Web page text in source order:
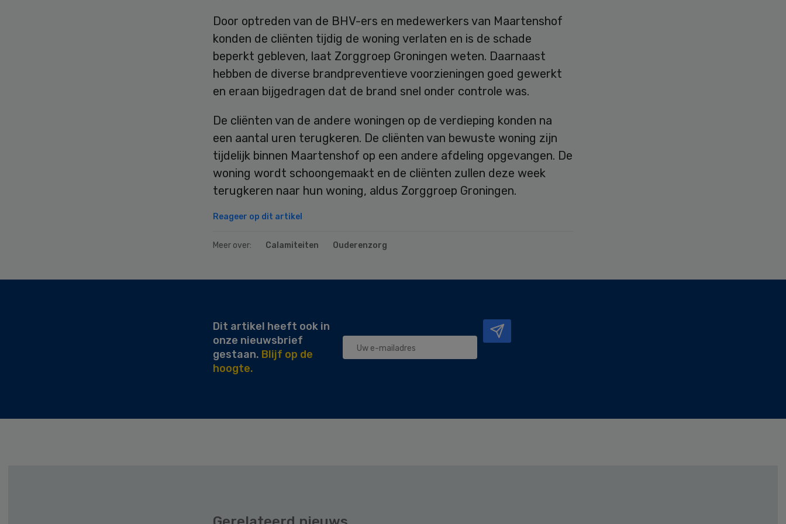
Door optreden van de BHV-ers en medewerkers van Maartenshof
konden de cliënten tijdig de woning verlaten en is de schade
beperkt gebleven, laat Zorggroep Groningen weten. Daarnaast
hebben de diverse brandpreventieve voorzieningen goed gewerkt
en eraan bijgedragen dat de brand snel onder controle was.
De cliënten van de andere woningen op de verdieping konden na
een aantal uren terugkeren. De cliënten van bewuste woning zijn
tijdelijk binnen Maartenshof op een andere afdeling opgevangen. De
woning wordt schoongemaakt en de cliënten zullen deze week
terugkeren naar hun woning, aldus Zorggroep Groningen.
Reageer op dit artikel
Meer over: Calamiteiten Ouderenzorg
Dit artikel heeft ook in
onze nieuwsbrief
gestaan. Blijf op de
hoogte.